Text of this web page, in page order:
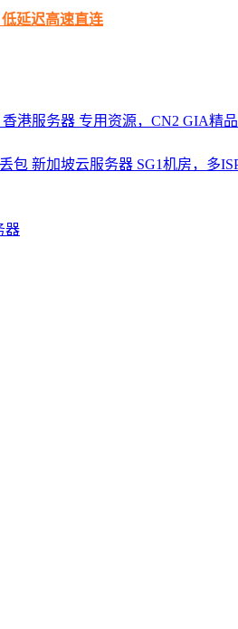
延迟高速直连
香港服务器 专用资源，CN2 GIA精
包 新加坡云服务器 SG1机房，多
器